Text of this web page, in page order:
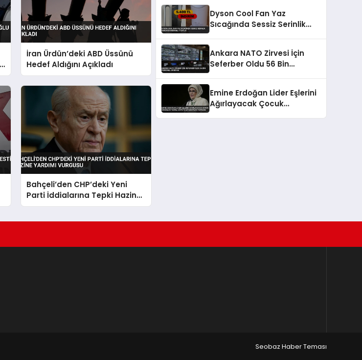
İran Ürdün’deki ABD Üssünü
Hedef Aldığını Açıkladı
Bahçeli’den CHP’deki Yeni
Parti İddialarına Tepki Hazine
Yardımı Vurgusu
Dyson Cool Fan Yaz
Sıcağında Sessiz Serinlik
Ankara NATO Zirvesi İçin
Seferber Oldu 56 Bin
Emine Erdoğan Lider Eşlerini
Ağırlayacak Çocuk
Seobaz Haber Teması